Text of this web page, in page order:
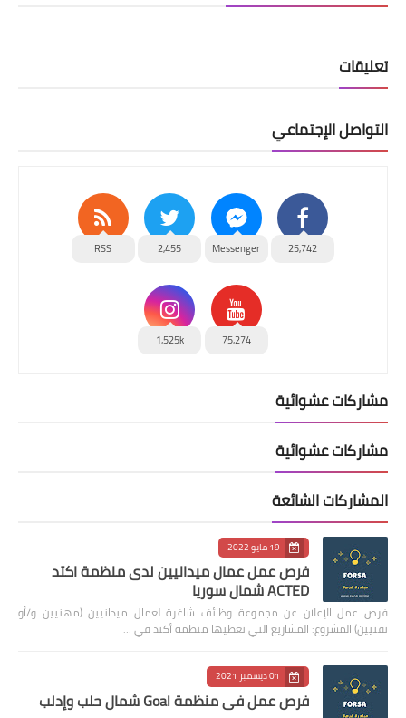
تعليقات
التواصل الإجتماعي
25,742
Messenger
2,455
RSS
75,274
1,525k
مشاركات عشوائية
مشاركات عشوائية
المشاركات الشائعة
19 مايو 2022
فرص عمل عمال ميدانيين لدى منظمة اكتد
ACTED شمال سوريا
فرص عمل الإعلان عن مجموعة وظائف شاغرة لعمال ميدانيين (مهنيين و/أو
تقنيين) المشروع: المشاريع التي تغطيها منظمة أكتد في …
01 ديسمبر 2021
فرص عمل في منظمة Goal شمال حلب وإدلب